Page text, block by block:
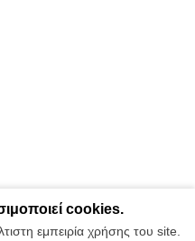
cookies.
εμπειρία χρήσης του site.